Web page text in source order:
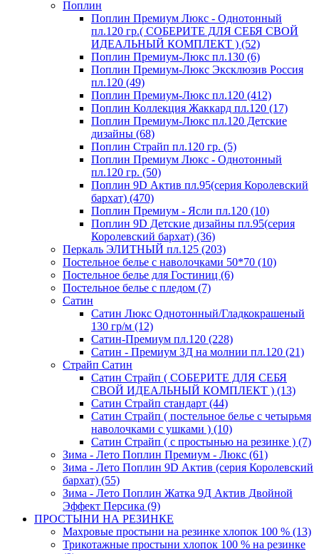
Поплин
Поплин Премиум Люкс - Однотонный
пл.120 гр.( СОБЕРИТЕ ДЛЯ СЕБЯ СВОЙ
ИДЕАЛЬНЫЙ КОМПЛЕКТ ) (52)
Поплин Премиум-Люкс пл.130 (6)
Поплин Премиум-Люкс Эксклюзив Россия
пл.120 (49)
Поплин Премиум-Люкс пл.120 (412)
Поплин Коллекция Жаккард пл.120 (17)
Поплин Премиум-Люкс пл.120 Детские
дизайны (68)
Поплин Страйп пл.120 гр. (5)
Поплин Премиум Люкс - Однотонный
пл.120 гр. (50)
Поплин 9D Актив пл.95(серия Королевский
бархат) (470)
Поплин Премиум - Ясли пл.120 (10)
Поплин 9D Детские дизайны пл.95(серия
Королевский бархат) (36)
Перкаль ЭЛИТНЫЙ пл.125 (203)
Постельное белье с наволочками 50*70 (10)
Постельное белье для Гостиниц (6)
Постельное белье с пледом (7)
Сатин
Сатин Люкс Однотонный/Гладкокрашеный
130 гр/м (12)
Сатин-Премиум пл.120 (228)
Сатин - Премиум 3Д на молнии пл.120 (21)
Страйп Сатин
Сатин Страйп ( СОБЕРИТЕ ДЛЯ СЕБЯ
СВОЙ ИДЕАЛЬНЫЙ КОМПЛЕКТ ) (13)
Сатин Страйп стандарт (44)
Сатин Страйп ( постельное белье с четырьмя
наволочками с ушками ) (10)
Сатин Страйп ( с простынью на резинке ) (7)
Зима - Лето Поплин Премиум - Люкс (61)
Зима - Лето Поплин 9D Актив (серия Королевский
бархат) (55)
Зима - Лето Поплин Жатка 9Д Актив Двойной
Эффект Персика (9)
ПРОСТЫНИ НА РЕЗИНКЕ
Махровые простыни на резинке хлопок 100 % (13)
Трикотажные простыни хлопок 100 % на резинке